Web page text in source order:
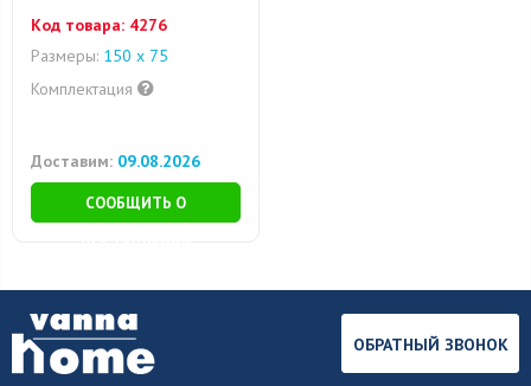
Код товара: 4276
Размеры: 150 х 75
Комплектация
Доставим: 09.08.2026
СООБЩИТЬ О
ОБРАТНЫЙ ЗВОНОК